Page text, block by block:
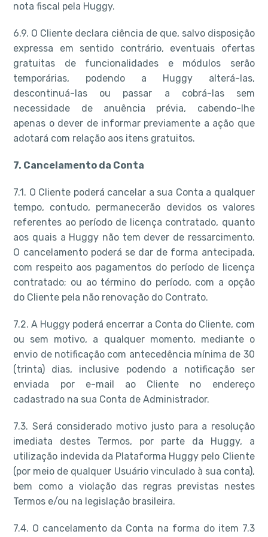
nota fiscal pela Huggy.
6.9. O Cliente declara ciência de que, salvo disposição
expressa em sentido contrário, eventuais ofertas
gratuitas de funcionalidades e módulos serão
temporárias, podendo a Huggy alterá-las,
descontinuá-las ou passar a cobrá-las sem
necessidade de anuência prévia, cabendo-lhe
apenas o dever de informar previamente a ação que
adotará com relação aos itens gratuitos.
7. Cancelamento da Conta
7.1. O Cliente poderá cancelar a sua Conta a qualquer
tempo, contudo, permanecerão devidos os valores
referentes ao período de licença contratado, quanto
aos quais a Huggy não tem dever de ressarcimento.
O cancelamento poderá se dar de forma antecipada,
com respeito aos pagamentos do período de licença
contratado; ou ao término do período, com a opção
do Cliente pela não renovação do Contrato.
7.2. A Huggy poderá encerrar a Conta do Cliente, com
ou sem motivo, a qualquer momento, mediante o
envio de notificação com antecedência mínima de 30
(trinta) dias, inclusive podendo a notificação ser
enviada por e-mail ao Cliente no endereço
cadastrado na sua Conta de Administrador.
7.3. Será considerado motivo justo para a resolução
imediata destes Termos, por parte da Huggy, a
utilização indevida da Plataforma Huggy pelo Cliente
(por meio de qualquer Usuário vinculado à sua conta),
bem como a violação das regras previstas nestes
Termos e/ou na legislação brasileira.
7.4. O cancelamento da Conta na forma do item 7.3